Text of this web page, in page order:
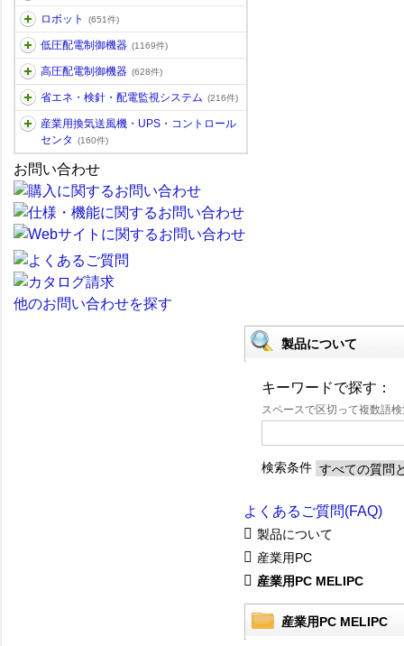
ロボット (651件)
低圧配電制御機器 (1169件)
高圧配電制御機器 (628件)
省エネ・検針・配電監視システム (216件)
産業用換気送風機・UPS・コントロール
センタ
(160件)
お問い合わせ
他のお問い合わせを探す
製品について
キーワードで探す：
スペースで区切って複数語
検索条件
よくあるご質問(FAQ)
製品について
産業用PC
産業用PC MELIPC
産業用PC MELIPC